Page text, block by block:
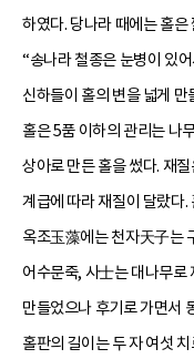
하였다. 당나라 때에는 홀은
“송나라 철종은 눈병이 있
신하들이 홀의 변을 넓게 만
홀은 5품 이하의 관리는 나
상아로 만든 홀을 썼다. 재
계급에 따라 재질이 달랐다.
옥조玉藻에는 천자天子는
어수문죽, 사士는 대나무로
만들었으나 후기로 가면서
홀판의 길이는 두 자 여섯